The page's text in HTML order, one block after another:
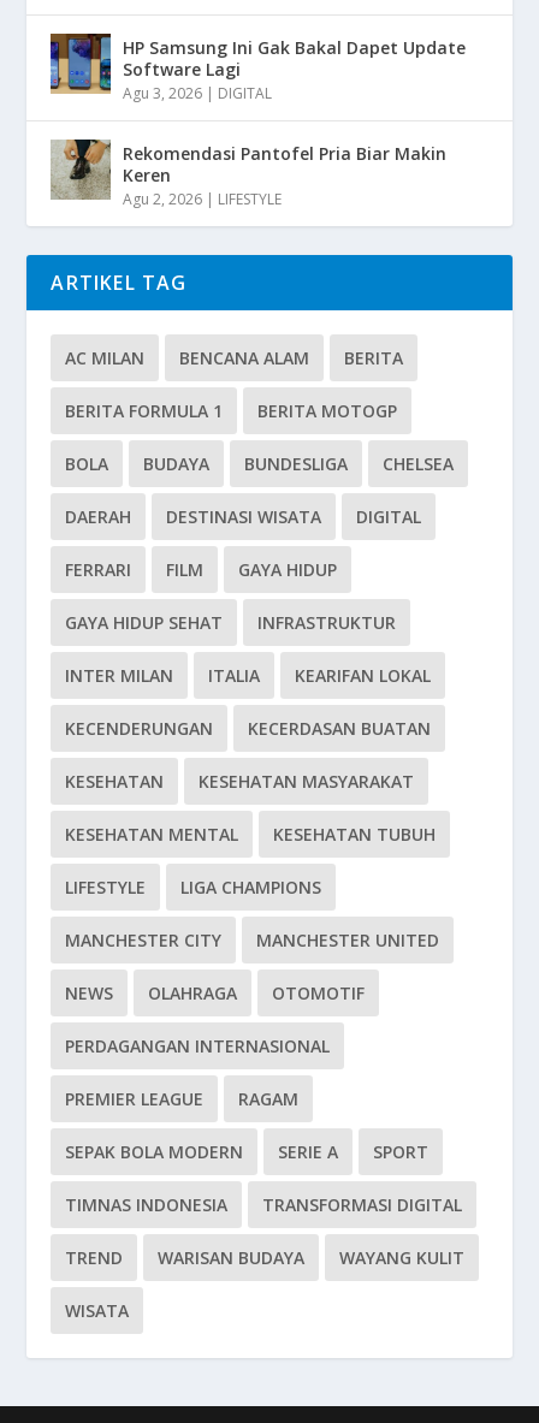
HP Samsung Ini Gak Bakal Dapet Update
Software Lagi
Agu 3, 2026 | DIGITAL
Rekomendasi Pantofel Pria Biar Makin
Keren
Agu 2, 2026 | LIFESTYLE
ARTIKEL TAG
AC MILAN BENCANA ALAM BERITA
BERITA FORMULA 1 BERITA MOTOGP
BOLA BUDAYA BUNDESLIGA CHELSEA
DAERAH DESTINASI WISATA DIGITAL
FERRARI FILM GAYA HIDUP
GAYA HIDUP SEHAT INFRASTRUKTUR
INTER MILAN ITALIA KEARIFAN LOKAL
KECENDERUNGAN KECERDASAN BUATAN
KESEHATAN KESEHATAN MASYARAKAT
KESEHATAN MENTAL KESEHATAN TUBUH
LIFESTYLE LIGA CHAMPIONS
MANCHESTER CITY MANCHESTER UNITED
NEWS OLAHRAGA OTOMOTIF
PERDAGANGAN INTERNASIONAL
PREMIER LEAGUE RAGAM
SEPAK BOLA MODERN SERIE A SPORT
TIMNAS INDONESIA TRANSFORMASI DIGITAL
TREND WARISAN BUDAYA WAYANG KULIT
WISATA